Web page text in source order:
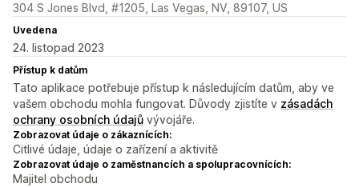
304 S Jones Blvd, #1205, Las Vegas, NV, 89107, US
Uvedena
24. listopad 2023
Přístup k datům
Tato aplikace potřebuje přístup k následujícím datům, aby ve
vašem obchodu mohla fungovat. Důvody zjistíte v zásadách
ochrany osobních údajů vývojáře.
Zobrazovat údaje o zákaznících:
Citlivé údaje, údaje o zařízení a aktivitě
Zobrazovat údaje o zaměstnancích a spolupracovnících:
Majitel obchodu